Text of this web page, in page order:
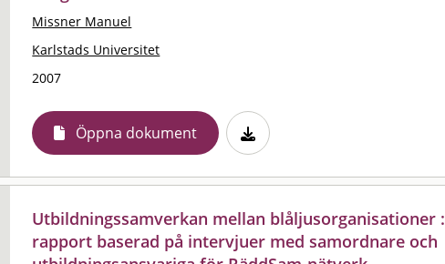
Missner Manuel
Karlstads Universitet
2007
Öppna dokument
Utbildningssamverkan mellan blåljusorganisationer :
rapport baserad på intervjuer med samordnare och